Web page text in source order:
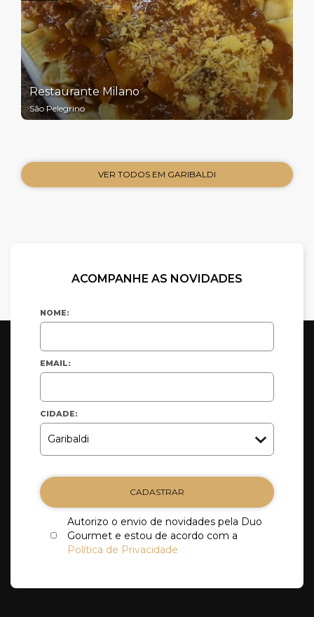
Restaurante Milano
São Pelegrino
VER TODOS EM GARIBALDI
ACOMPANHE AS NOVIDADES
NOME:
EMAIL:
CIDADE:
CADASTRAR
Autorizo o envio de novidades pela Duo
Gourmet e estou de acordo com a
Política de Privacidade